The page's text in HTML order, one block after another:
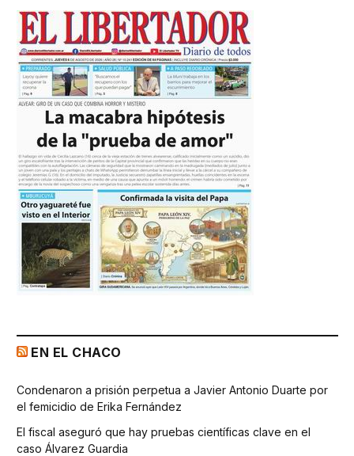
EN EL CHACO
Condenaron a prisión perpetua a Javier Antonio Duarte por
el femicidio de Erika Fernández
El fiscal aseguró que hay pruebas científicas clave en el
caso Álvarez Guardia